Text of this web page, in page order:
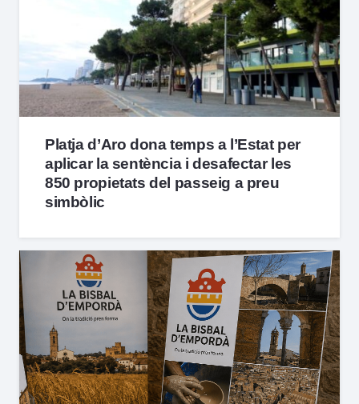
Platja d’Aro dona temps a l’Estat per
aplicar la sentència i desafectar les
850 propietats del passeig a preu
simbòlic